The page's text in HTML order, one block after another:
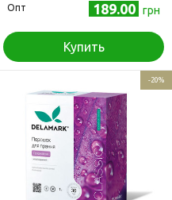
Опт 189.00 грн
Купить
-20%